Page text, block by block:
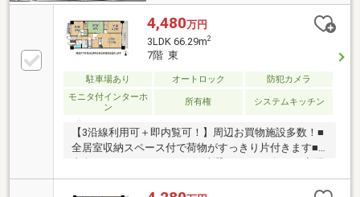
4,480万円
3LDK 66.29m2
7階 東
駐車場あり オートロック
防犯カメラ
モニタ付インターホ
ン
所有権 システムキッチン
【3沿線利用可＋即内覧可！】周辺お買物施設多数！■
全居室収納スペース付で荷物がすっきり片付きます■
ボックス付で荷物の受取りも楽々ですね